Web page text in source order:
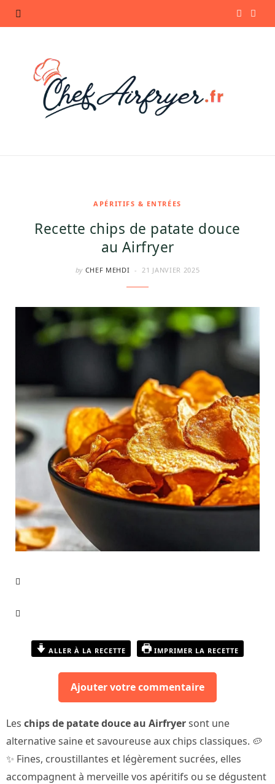
APÉRITIFS & ENTRÉES
Recette chips de patate douce
au Airfryer
by CHEF MEHDI 21 JANVIER 2025
ALLER À LA RECETTE IMPRIMER LA RECETTE
Ajouter votre commentaire
Les chips de patate douce au Airfryersont une
alternative saine et savoureuse aux chips classiques. 🥔
✨ Fines, croustillantes et légèrement sucrées, elles
accompagnent à merveille vos apéritifs ou se dégustent